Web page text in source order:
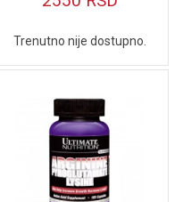
Trenutno nije dostupno.